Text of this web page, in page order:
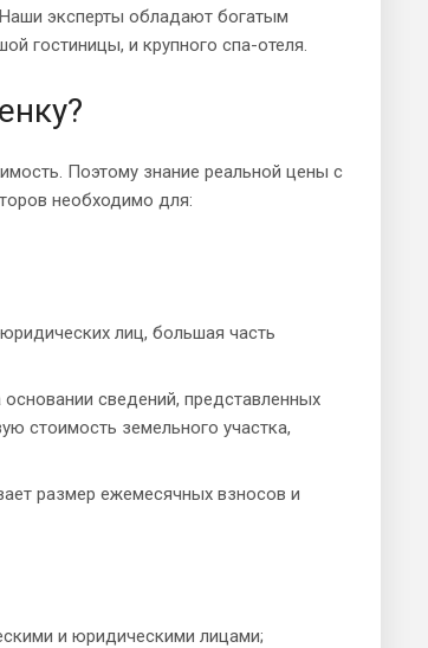
эксперты обладают богатым
гостиницы, и крупного спа-отеля.
Поэтому знание реальной цены с
необходимо для:
лиц, большая часть
сведений, представленных
стоимость земельного участка,
размер ежемесячных взносов и
и юридическими лицами;